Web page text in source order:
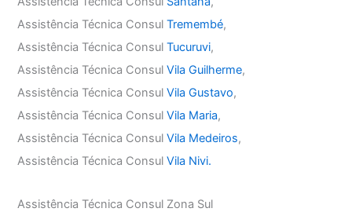
Assistência Técnica ConsulTremembé,
Assistência Técnica ConsulTucuruvi,
Assistência Técnica ConsulVila Guilherme,
Assistência Técnica ConsulVila Gustavo,
Assistência Técnica ConsulVila Maria,
Assistência Técnica ConsulVila Medeiros,
Assistência Técnica ConsulVila Nivi.
Assistência Técnica Consul Zona Sul